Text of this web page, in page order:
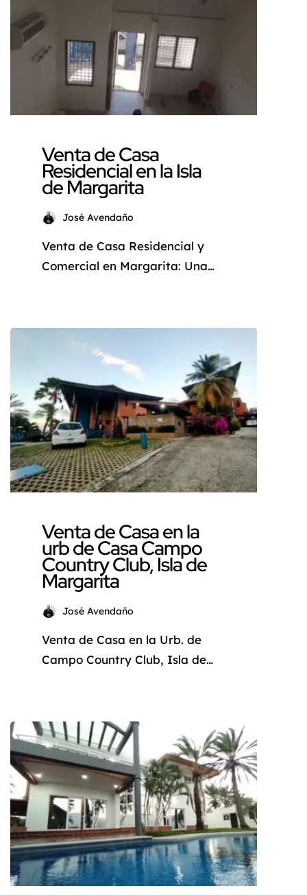
«Perla del Caribe», le ofrece
esta oportunidad única con
esta encantadora casa
campestre […]
Venta de Casa
Residencial en la Isla
de Margarita
José Avendaño
Venta de Casa Residencial y
Comercial en Margarita: Una
permita disfrutar de un estilo
de vida único, combinando el
confort del hogar con las
oportunidades de un negocio
próspero? La Isla de Margarita,
conocida como la «Perla del
Caribe», le ofrece esta increíble
oportunidad con esta […]
Venta de Casa en la
urb de Casa Campo
Country Club, Isla de
Margarita
José Avendaño
Venta de Casa en la Urb. de
Campo Country Club, Isla de
de vida tranquilo y rodeado de
naturaleza en el paraíso? La
Isla de Margarita, conocida
como la «Perla del Caribe», le
ofrece la oportunidad de hacer
realidad sus sueños con esta […]